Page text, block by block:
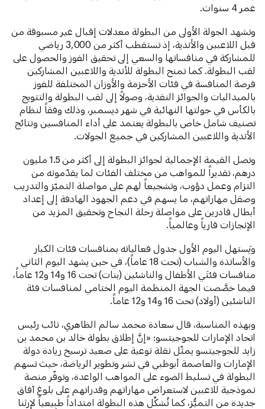
عمر 4 سنوات.
وتشهد الجولة الأولى من البطولة معدلات إقبال غير مسبوقة من
قبل اللاعبين والأندية، إذ تستقطب أكثر من 3,000 رياضي
للمشاركة في منافساتها والسعي إلى تحقيق الفوز والحصول على
لقب البطولة. كما تمنح البطولة للأندية واللاعبين المشاركين
فرصة المنافسة في فئات الأحزمة والأوزان المختلفة للفوز
بالميداليات والجوائز النقدية، وصولاً إلى لقب البطولة والتتويج
بالكأس في جولتها النهائية في شهر ديسمبر، وذلك وفقاً لنظام
تصنيف شامل خاص بالبطولة يعتمد على أداء المنافسين ونتائج
الأندية واللاعبين المشاركين في جميع الجولات.
وتصل القيمة الإجمالية لجوائز البطولة إلى أكثر من 1.5 مليون
درهم، تقديراً للمواهب من مختلف الفئات لما يقدّمونه من
التزام وعمل دؤوب، وتشجيعاً لهم على مواصلة التميّز والتدريب
وصقل مهاراتهم، ما يسهم في دعم الجهود الهادفة إلى إعداد
أبطال قادرين على مواصلة رحلة النجاح وتحقيق المزيد من
الإنجازات قارياً وعالمياً.
ويَستهل اليوم الأول جدول فعالياته بمنافسات فئات الكبار
والأساتذة والشباب (تحت 18 عاماً)، في حين يشهد اليوم الثاني
منافسات فئتَي الأطفال والناشئين (بنات) تحت 16 و14 و12 عاماً،
فيما خصَّصت الجهة المنظمة اليوم الختامي لمنافسات فئة
الناشئين (أولاد) تحت 16 و14 و12 عاماً.
وبهذه المناسبة، قال سعادة محمد سالم الظاهري، نائب رئيس
اتحاد الإمارات للجوجيتسو: «إنَّ إطلاق بطولة خالد بن محمد بن
زايد للجوجيتسو يمثّل نقلة نوعية على صعيد ترسيخ ريادة دولة
الإمارات والعاصمة أبوظبي في نشر وتطوير الرياضة، حيث تسهم
البطولة في تسليط الضوء على المواهب الواعدة، وتوفّر منصة
نموذجية للاعبين لاستعراض مهاراتهم وقدراتهم على بلوغ آفاق
جديدة من التميُّز، كما تُشكِّل هذه البطولة امتداداً طبيعياً لإرثنا